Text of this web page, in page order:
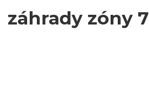
záhrady zóny 7